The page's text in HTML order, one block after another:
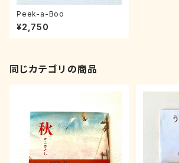
Peek-a-Boo
¥2,750
同じカテゴリの商品